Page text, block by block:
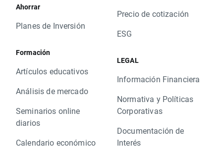
Ahorrar
Planes de Inversión
Formación
Artículos educativos
Análisis de mercado
Seminarios online
diarios
Calendario económico
Precio de cotización
ESG
LEGAL
Información Financiera
Normativa y Políticas
Corporativas
Documentación de
Interés